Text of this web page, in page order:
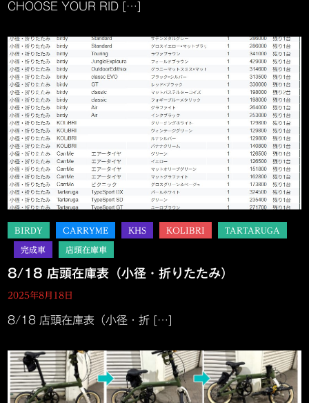
CHOOSE YOUR RID […]
8/18 店頭在庫表（小径・折りたたみ）
2025年8月18日
8/18 店頭在庫表（小径・折 […]